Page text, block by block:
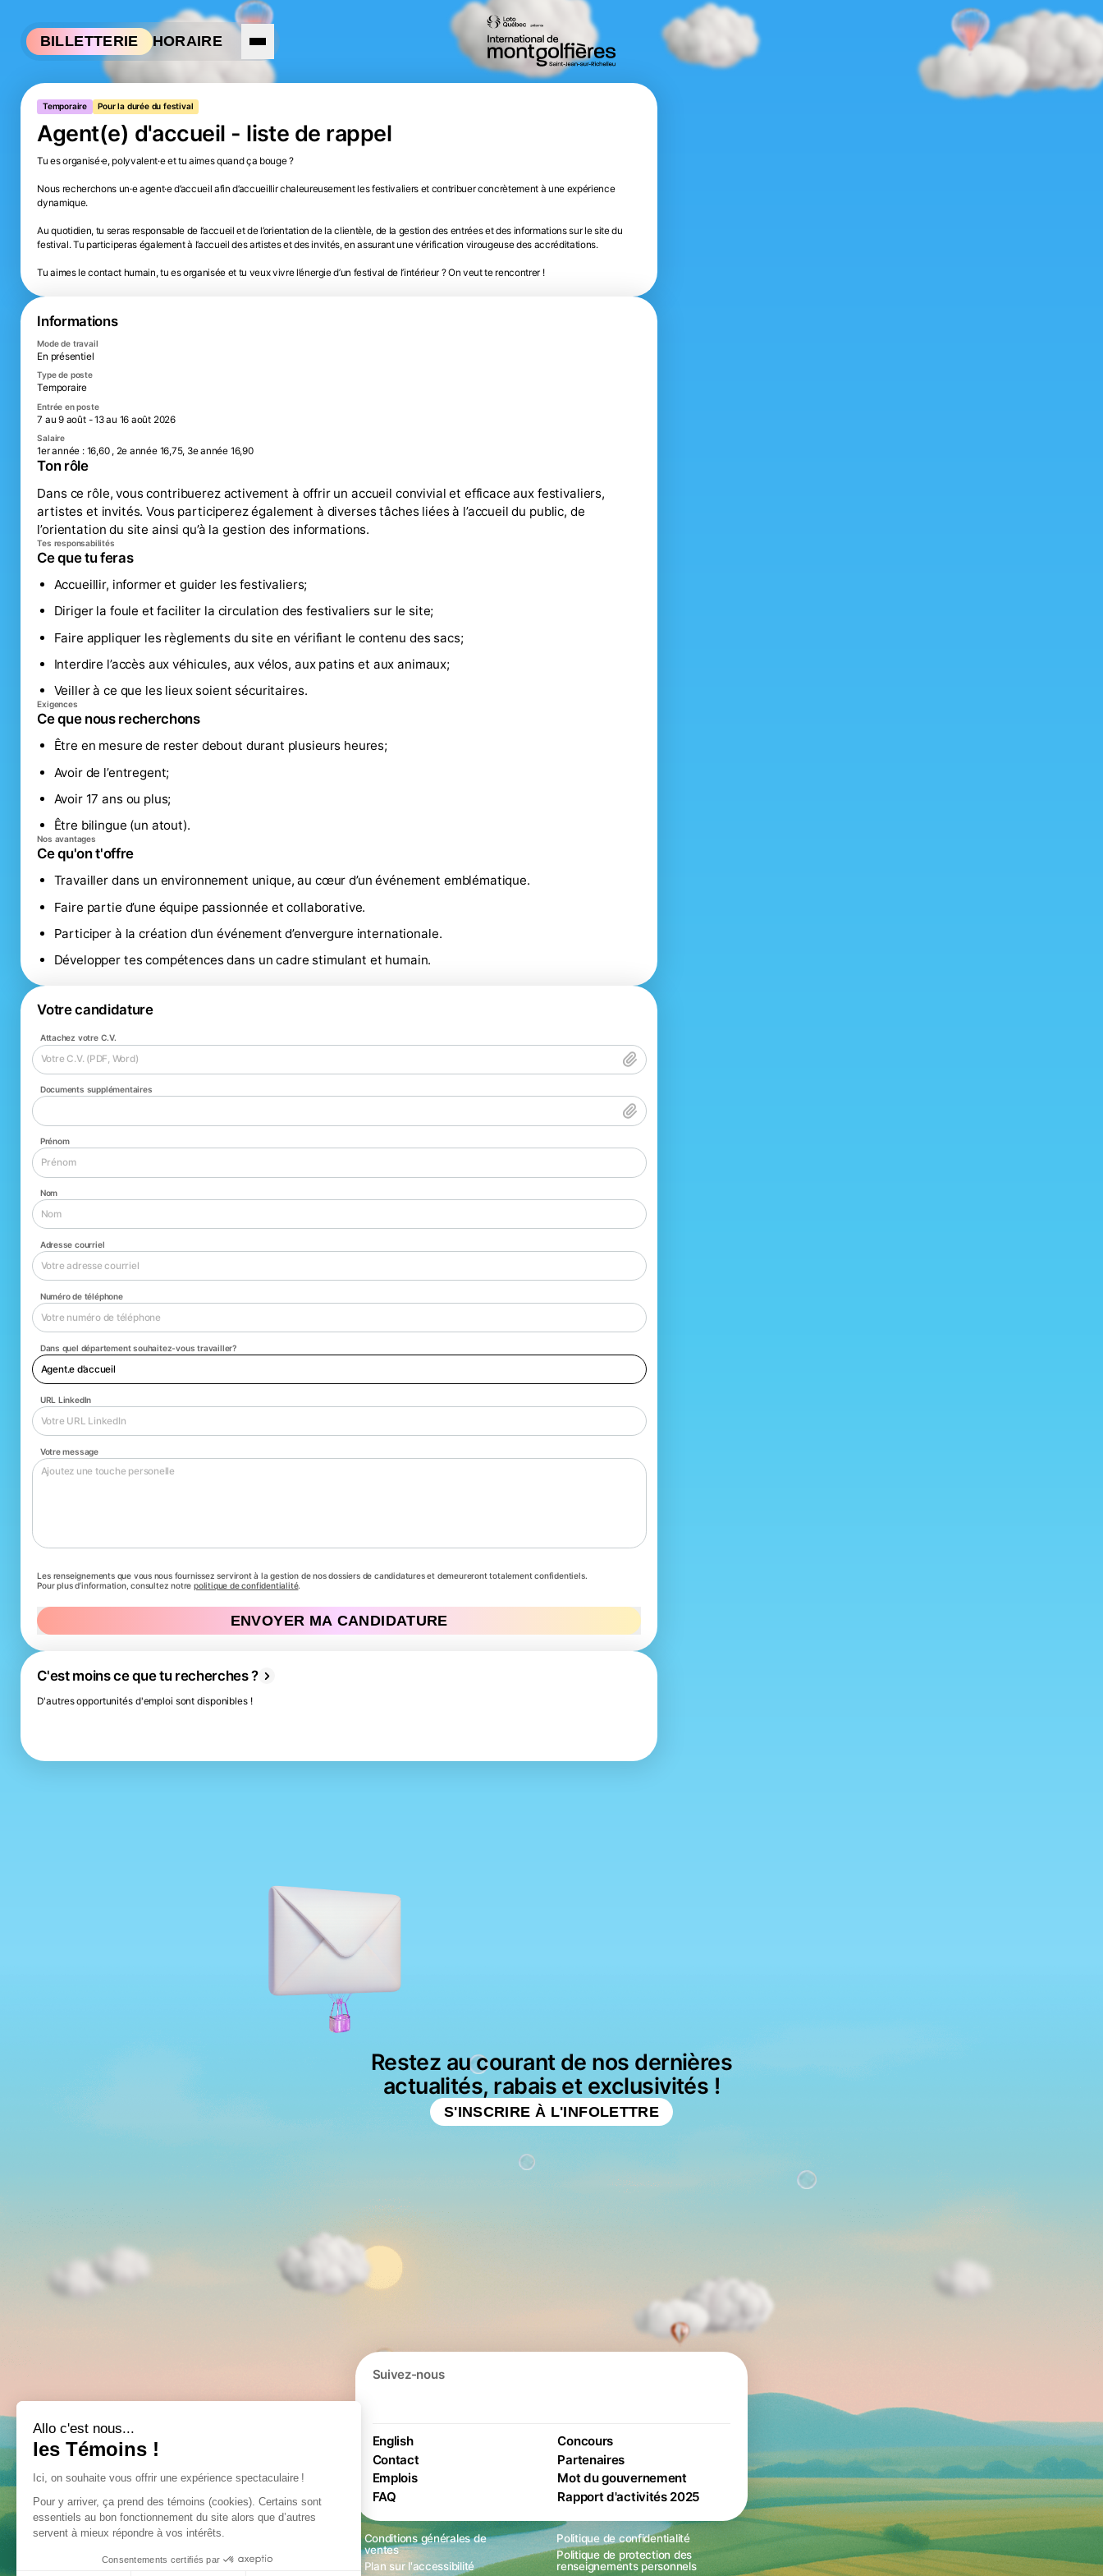
BILLETTERIE HORAIRE
Temporaire Pour la durée du festival
Agent(e) d'accueil - liste de rappel
Tu es organisé·e, polyvalent·e et tu aimes quand ça bouge ?
Nous recherchons un·e agent·e d’accueil afin d’accueillir chaleureusement les festivaliers et contribuer concrètement à une expérience
dynamique.
Au quotidien, tu seras responsable de l’accueil et de l’orientation de la clientèle, de la gestion des entrées et des informations sur le site du
festival. Tu participeras également à l’accueil des artistes et des invités, en assurant une vérification virougeuse des accréditations.
Tu aimes le contact humain, tu es organisée et tu veux vivre l’énergie d’un festival de l’intérieur ? On veut te rencontrer !
Informations
Mode de travail
En présentiel
Type de poste
Temporaire
Entrée en poste
7 au 9 août - 13 au 16 août 2026
Salaire
1er année : 16,60 , 2e année 16,75, 3e année 16,90
Ton rôle
Dans ce rôle, vous contribuerez activement à offrir un accueil convivial et efficace aux festivaliers,
artistes et invités. Vous participerez également à diverses tâches liées à l’accueil du public, de
l’orientation du site ainsi qu’à la gestion des informations.
Tes responsabilités
Ce que tu feras
Accueillir, informer et guider les festivaliers;
Diriger la foule et faciliter la circulation des festivaliers sur le site;
Faire appliquer les règlements du site en vérifiant le contenu des sacs;
Interdire l’accès aux véhicules, aux vélos, aux patins et aux animaux;
Veiller à ce que les lieux soient sécuritaires.
Exigences
Ce que nous recherchons
Être en mesure de rester debout durant plusieurs heures;
Avoir de l’entregent;
Avoir 17 ans ou plus;
Être bilingue (un atout).
Nos avantages
Ce qu'on t'offre
Travailler dans un environnement unique, au cœur d’un événement emblématique.
Faire partie d’une équipe passionnée et collaborative.
Participer à la création d’un événement d’envergure internationale.
Développer tes compétences dans un cadre stimulant et humain.
Votre candidature
Attachez votre C.V.
Votre C.V. (PDF, Word)
Documents supplémentaires
Prénom
Nom
Adresse courriel
Numéro de téléphone
Dans quel département souhaitez-vous travailler?
URL LinkedIn
Votre message
Les renseignements que vous nous fournissez serviront à la gestion de nos dossiers de candidatures et demeureront totalement confidentiels.
Pour plus d’information, consultez notrepolitique de confidentialité.
ENVOYER MA CANDIDATURE
C'est moins ce que tu recherches ?
D'autres opportunités d'emploi sont disponibles !
Restez au courant de nos dernières
actualités, rabais et exclusivités !
S'INSCRIRE À L'INFOLETTRE
Suivez-nous
English
Contact
Emplois
FAQ
Concours
Partenaires
Mot du gouvernement
Rapport d'activités 2025
Conditions générales de
ventes
Plan sur l'accessibilité
Politique de confidentialité
Politique de protection des
renseignements personnels